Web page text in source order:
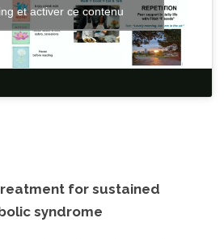
et activer ce contenu
for sustained
syndrome